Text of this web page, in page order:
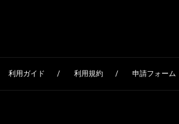
利用ガイド 利用規約 申請フォーム